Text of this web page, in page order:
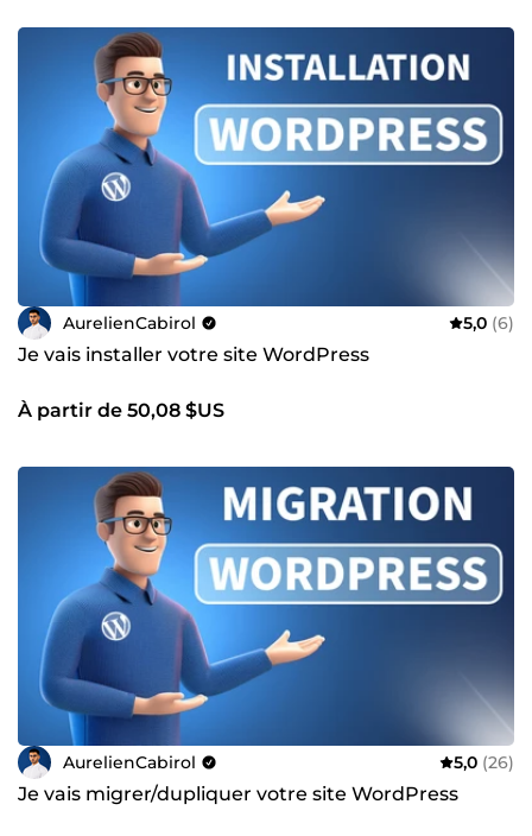
pleinement, avec rigueur, méthode et exigence. J’accorde
une grande importance aux détails, à la qualité du travail
livré et à la compréhension réelle de vos besoins. Je me
considère comme un véritable artisan du digital :
quelqu’un qui cherche constamment à approfondir ses
compétences, à maîtriser ses outils et à produire des
solutions solides, performantes et durables. ⚙️ Mon objectif
n’est pas seulement de créer un site ou résoudre un
problème technique : c’est de transformer vos idées en
résultats concrets. Merci d’avoir pris le temps de découvrir
mon profil. 🙏 Au plaisir d’échanger avec vous et de donner
vie à vos projets. À bientôt, Aurélien ☀️
AurelienCabirol 5,0 (6)
Je vais installer votre site WordPress
À partir de 50,08 $US
AurelienCabirol 5,0 (26)
Je vais migrer/dupliquer votre site WordPress